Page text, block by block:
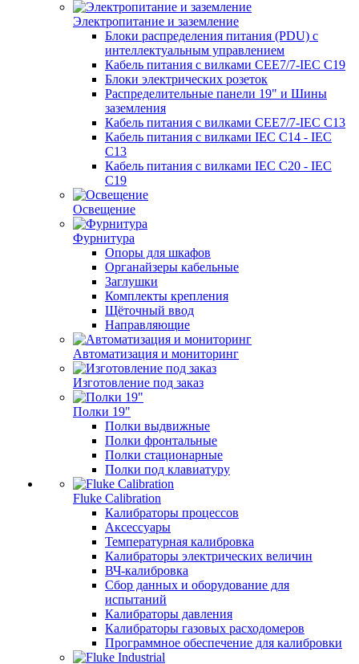
Электропитание и заземление
Блоки распределения питания (PDU) с
интеллектуальным управлением
Кабель питания с вилками CEE7/7-IEC C19
Блоки электрических розеток
Распределительные панели 19" и Шины
заземления
Кабель питания с вилками CEE7/7-IEC C13
Кабель питания с вилками IEC C14 - IEC
C13
Кабель питания с вилками IEC C20 - IEC
C19
Освещение
Фурнитура
Опоры для шкафов
Органайзеры кабельные
Заглушки
Комплекты крепления
Щёточный ввод
Направляющие
Автоматизация и мониторинг
Изготовление под заказ
Полки 19"
Полки выдвижные
Полки фронтальные
Полки стационарные
Полки под клавиатуру
Fluke Calibration
Калибраторы процессов
Аксессуары
Температурная калибровка
Калибраторы электрических величин
ВЧ-калибровка
Сбор данных и оборудование для
испытаний
Калибраторы давления
Калибраторы газовых расходомеров
Программное обеспечение для калибровки